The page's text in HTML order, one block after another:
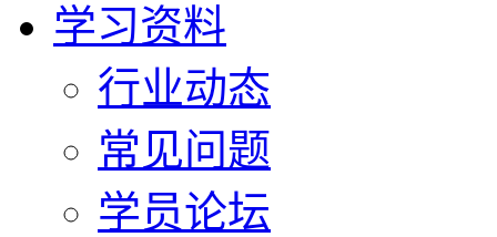
学习资料
行业动态
常见问题
学员论坛